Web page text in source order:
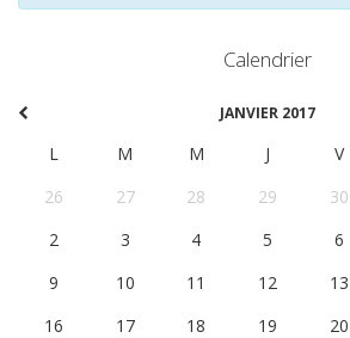
Calendrier
JANVIER 2017
L M M J V
26
27 28 29 30
2
3 4 5 6
9
10 11 12 13
16
17 18 19 20